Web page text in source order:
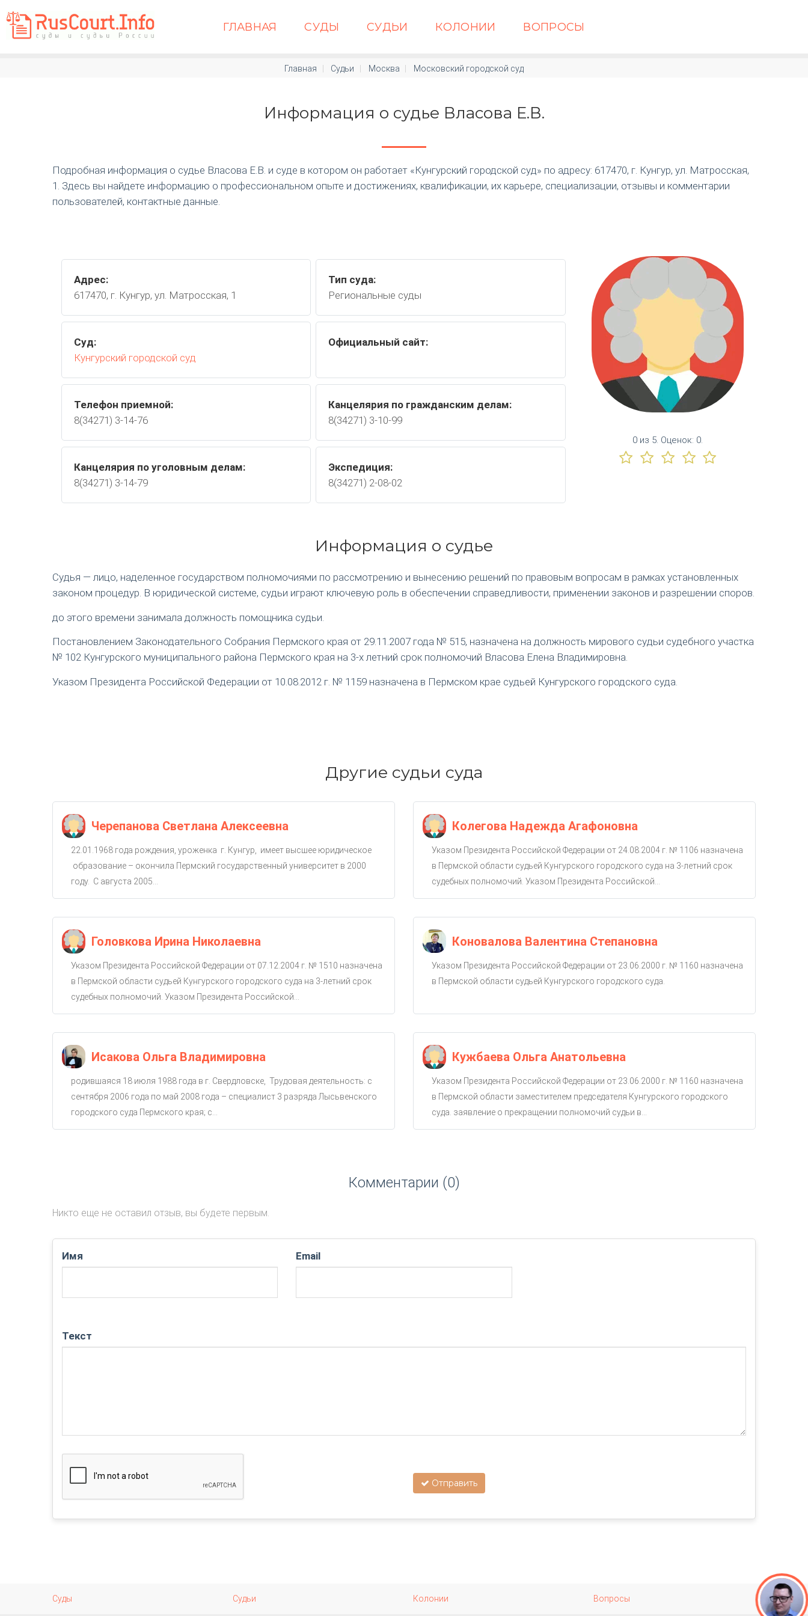
ГЛАВНАЯ СУДЫ СУДЬИ КОЛОНИИ ВОПРОСЫ
Главная Судьи Москва Московский городской суд
Информация о судье Власова Е.В.
Подробная информация о судье Власова Е.В. и суде в котором он работает «Кунгурский городской суд» по адресу: 617470, г. Кунгур, ул. Матросская,
1. Здесь вы найдете информацию о профессиональном опыте и достижениях, квалификации, их карьере, специализации, отзывы и комментарии
пользователей, контактные данные.
Адрес:
617470, г. Кунгур, ул. Матросская, 1
Тип суда:
Региональные суды
Суд:
Кунгурский городской суд
Официальный сайт:
Телефон приемной:
8(34271) 3-14-76
Канцелярия по гражданским делам:
8(34271) 3-10-99
Канцелярия по уголовным делам:
8(34271) 3-14-79
Экспедиция:
8(34271) 2-08-02
0 из 5. Оценок: 0.
Информация о судье
Судья — лицо, наделенное государством полномочиями по рассмотрению и вынесению решений по правовым вопросам в рамках установленных
законом процедур. В юридической системе, судьи играют ключевую роль в обеспечении справедливости, применении законов и разрешении споров.
до этого времени занимала должность помощника судьи.
Постановлением Законодательного Собрания Пермского края от 29.11.2007 года № 515, назначена на должность мирового судьи судебного участка
№ 102 Кунгурского муниципального района Пермского края на 3-х летний срок полномочий Власова Елена Владимировна.
Указом Президента Российской Федерации от 10.08.2012 г. № 1159 назначена в Пермском крае судьей Кунгурского городского суда.
Другие судьи суда
Черепанова Светлана Алексеевна
22.01.1968 года рождения, уроженка г. Кунгур, имеет высшее юридическое
образование – окончила Пермский государственный университет в 2000
году. С августа 2005...
Головкова Ирина Николаевна
Указом Президента Российской Федерации от 07.12.2004 г. № 1510 назначена
в Пермской области судьей Кунгурского городского суда на 3-летний срок
судебных полномочий. Указом Президента Российской...
Исакова Ольга Владимировна
родившаяся 18 июля 1988 года в г. Свердловске, Трудовая деятельность: с
сентября 2006 года по май 2008 года – специалист 3 разряда Лысьвенского
городского суда Пермского края; с...
Колегова Надежда Агафоновна
Указом Президента Российской Федерации от 24.08.2004 г. № 1106 назначена
в Пермской области судьей Кунгурского городского суда на 3-летний срок
судебных полномочий. Указом Президента Российской...
Коновалова Валентина Степановна
Указом Президента Российской Федерации от 23.06.2000 г. № 1160 назначена
в Пермской области судьей Кунгурского городского суда.
Кужбаева Ольга Анатольевна
Указом Президента Российской Федерации от 23.06.2000 г. № 1160 назначена
в Пермской области заместителем председателя Кунгурского городского
суда. заявление о прекращении полномочий судьи в...
Комментарии (0)
Никто еще не оставил отзыв, вы будете первым.
Имя Email
Текст
Отправить
Суды Судьи Колонии Вопросы